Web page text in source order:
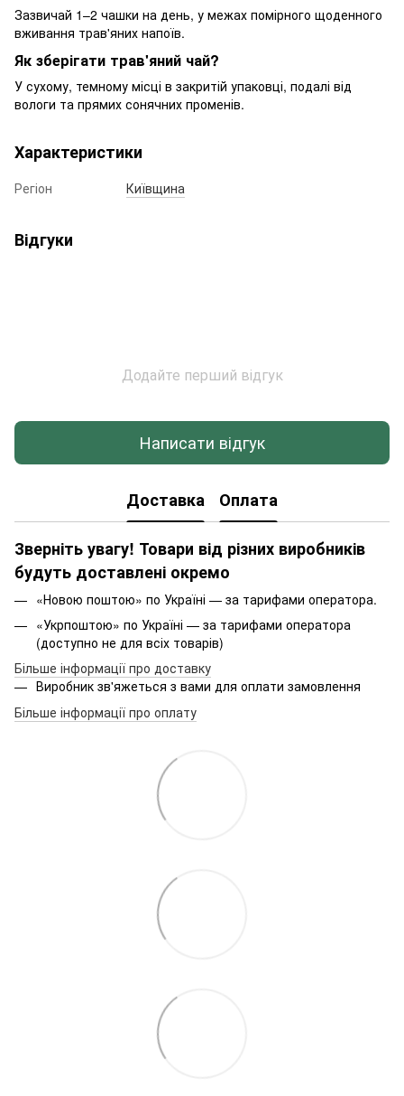
Зазвичай 1–2 чашки на день, у межах помірного щоденного
вживання трав'яних напоїв.
Як зберігати трав'яний чай?
У сухому, темному місці в закритій упаковці, подалі від
вологи та прямих сонячних променів.
Характеристики
Регіон Київщина
Відгуки
Додайте перший відгук
Написати відгук
Доставка Оплата
Зверніть увагу! Товари від різних виробників
будуть доставлені окремо
«Новою поштою» по Україні — за тарифами оператора.
«Укрпоштою» по Україні — за тарифами оператора
(доступно не для всіх товарів)
Більше інформації про доставку
Виробник зв'яжеться з вами для оплати замовлення
Більше інформації про оплату